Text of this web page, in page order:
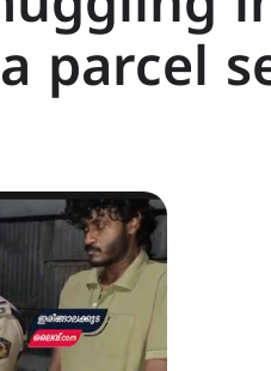
parcel